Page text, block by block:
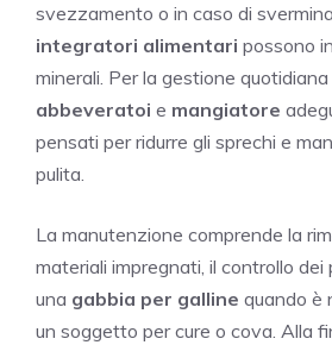
svezzamento o in caso di
integratori alimentari possono
minerali. Per la gestione
abbeveratoi e mangiatore
pensati per ridurre gli sprechi e
pulita.
La manutenzione comprende la
materiali impregnati, il controllo dei
una gabbia per galline quando è
un soggetto per cure o cova. Alla